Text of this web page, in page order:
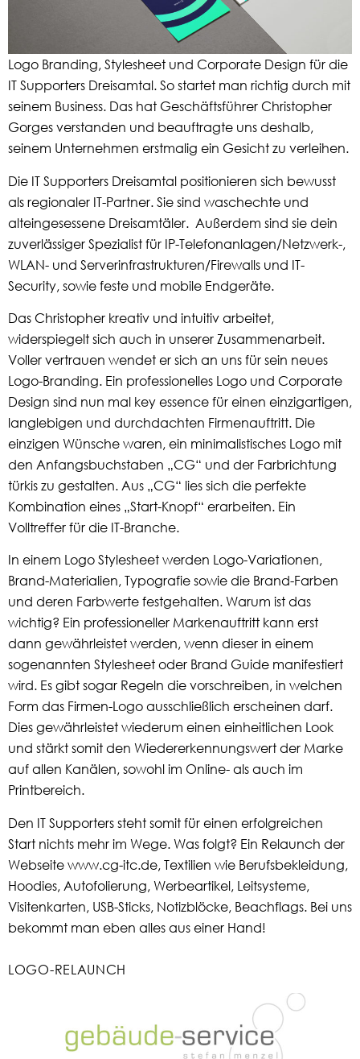
Logo Branding, Stylesheet und Corporate Design für die
IT Supporters Dreisamtal. So startet man richtig durch mit
seinem Business. Das hat Geschäftsführer Christopher
Gorges verstanden und beauftragte uns deshalb,
seinem Unternehmen erstmalig ein Gesicht zu verleihen.
Die IT Supporters Dreisamtal positionieren sich bewusst
als regionaler IT-Partner. Sie sind waschechte und
alteingesessene Dreisamtäler. Außerdem sind sie dein
zuverlässiger Spezialist für IP-Telefonanlagen/Netzwerk-,
WLAN- und Serverinfrastrukturen/Firewalls und IT-
Security, sowie feste und mobile Endgeräte.
Das Christopher kreativ und intuitiv arbeitet,
widerspiegelt sich auch in unserer Zusammenarbeit.
Voller vertrauen wendet er sich an uns für sein neues
Logo-Branding. Ein professionelles Logo und Corporate
Design sind nun mal key essence für einen einzigartigen,
langlebigen und durchdachten Firmenauftritt. Die
einzigen Wünsche waren, ein minimalistisches Logo mit
den Anfangsbuchstaben „CG“ und der Farbrichtung
türkis zu gestalten. Aus „CG“ lies sich die perfekte
Kombination eines „Start-Knopf“ erarbeiten. Ein
Volltreffer für die IT-Branche.
In einem Logo Stylesheet werden Logo-Variationen,
Brand-Materialien, Typografie sowie die Brand-Farben
und deren Farbwerte festgehalten. Warum ist das
wichtig? Ein professioneller Markenauftritt kann erst
dann gewährleistet werden, wenn dieser in einem
sogenannten Stylesheet oder Brand Guide manifestiert
wird. Es gibt sogar Regeln die vorschreiben, in welchen
Form das Firmen-Logo ausschließlich erscheinen darf.
Dies gewährleistet wiederum einen einheitlichen Look
und stärkt somit den Wiedererkennungswert der Marke
auf allen Kanälen, sowohl im Online- als auch im
Printbereich.
Den IT Supporters steht somit für einen erfolgreichen
Start nichts mehr im Wege. Was folgt? Ein Relaunch der
Webseite www.cg-itc.de, Textilien wie Berufsbekleidung,
Hoodies, Autofolierung, Werbeartikel, Leitsysteme,
Visitenkarten, USB-Sticks, Notizblöcke, Beachflags. Bei uns
bekommt man eben alles aus einer Hand!
LOGO-RELAUNCH